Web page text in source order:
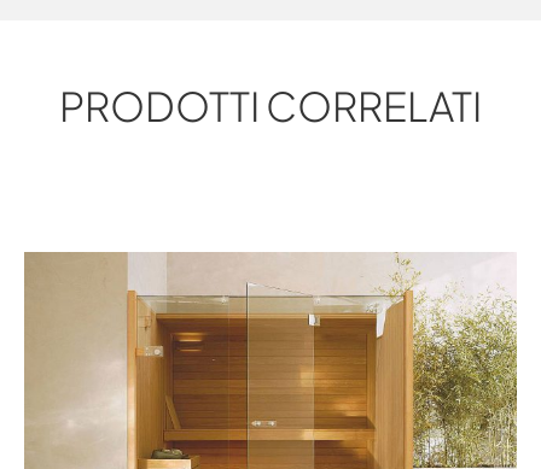
PRODOTTI CORRELATI